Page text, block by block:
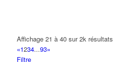
Affichage 21 à 40 sur 2k résultats
«1234...93»
Filtre